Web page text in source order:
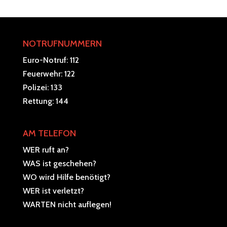
NOTRUFNUMMERN
Euro-Notruf: 112
Feuerwehr: 122
Polizei: 133
Rettung: 144
AM TELEFON
WER ruft an?
WAS ist geschehen?
WO wird Hilfe benötigt?
WER ist verletzt?
WARTEN nicht auflegen!